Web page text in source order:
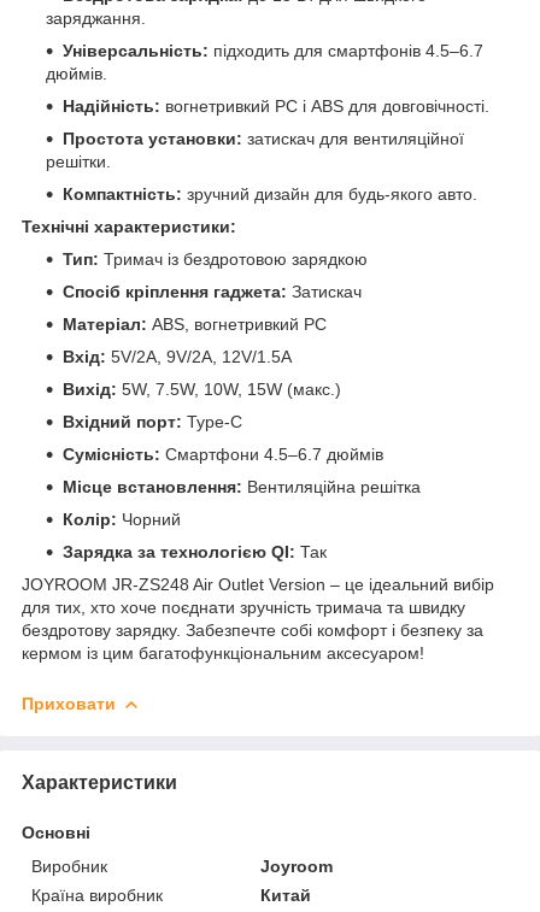
заряджання.
Універсальність: підходить для смартфонів 4.5–6.7
дюймів.
Надійність: вогнетривкий PC і ABS для довговічності.
Простота установки: затискач для вентиляційної
решітки.
Компактність: зручний дизайн для будь-якого авто.
Технічні характеристики:
Тип: Тримач із бездротовою зарядкою
Спосіб кріплення гаджета: Затискач
Матеріал: ABS, вогнетривкий PC
Вхід: 5V/2A, 9V/2A, 12V/1.5A
Вихід: 5W, 7.5W, 10W, 15W (макс.)
Вхідний порт: Type-C
Сумісність: Смартфони 4.5–6.7 дюймів
Місце встановлення: Вентиляційна решітка
Колір: Чорний
Зарядка за технологією QI: Так
JOYROOM JR-ZS248 Air Outlet Version – це ідеальний вибір
для тих, хто хоче поєднати зручність тримача та швидку
бездротову зарядку. Забезпечте собі комфорт і безпеку за
кермом із цим багатофункціональним аксесуаром!
Приховати
Характеристики
Основні
Виробник
Joyroom
Країна виробник
Китай